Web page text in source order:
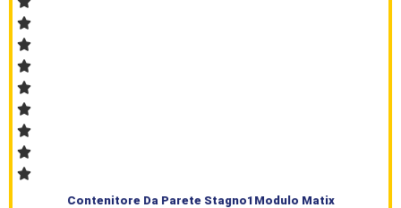
Contenitore Da Parete Stagno1Modulo Matix